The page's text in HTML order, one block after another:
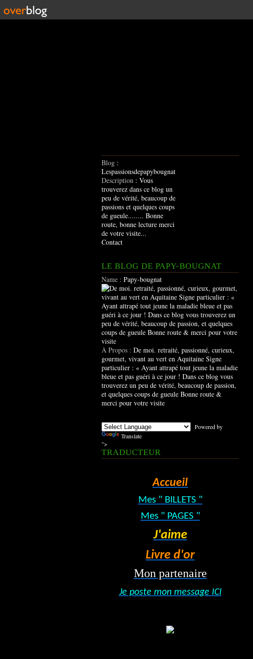
Blog :
Lespassionsdepapybougnat
Description : Vous
trouverez dans ce blog un
peu de vérité, beaucoup de
passions et quelques coups
de gueule........ Bonne
route, bonne lecture merci
de votre visite...
Contact
LE BLOG DE PAPY-BOUGNAT
Name : Papy-bougnat
À Propos : De moi. retraité, passionné, curieux,
gourmet, vivant au vert en Aquitaine Signe
particulier : « Ayant attrapé tout jeune la maladie
bleue et pas guéri à ce jour ! Dans ce blog vous
trouverez un peu de vérité, beaucoup de passion,
et quelques coups de gueule Bonne route &
merci pour votre visite
Powered by
Translate
">
TRADUCTEUR
Accueil
Mes " BILLETS "
Mes " PAGES "
J'aime
Livre d'or
Mon partenaire
Je poste mon message ICI